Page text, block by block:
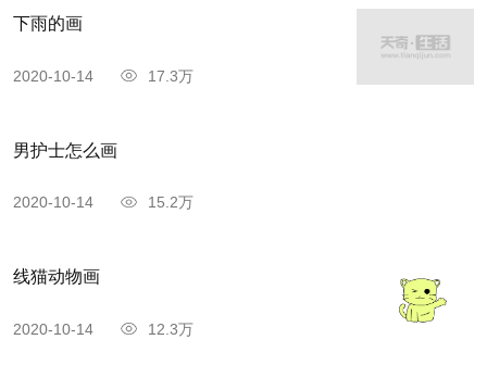
下雨的画
2020-10-14 17.3万
男护士怎么画
2020-10-14 15.2万
线猫动物画
2020-10-14 12.3万